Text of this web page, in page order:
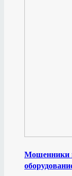
Мошенники